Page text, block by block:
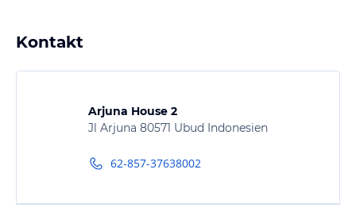
Kontakt
Arjuna House 2
Jl Arjuna 80571 Ubud Indonesien
62-857-37638002